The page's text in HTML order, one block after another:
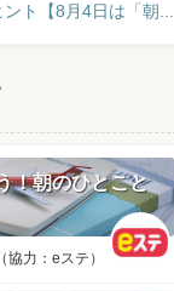
ト【8月4日は「朝...
！朝のひとこと
協力：eステ）